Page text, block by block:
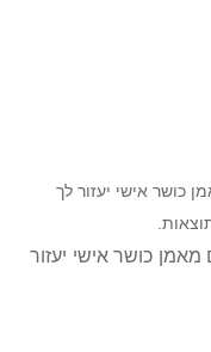
כושר אישי יעזור
את התוצאות.